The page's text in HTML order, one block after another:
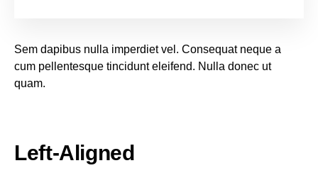
Sem dapibus nulla imperdiet vel. Consequat neque a
cum pellentesque tincidunt eleifend. Nulla donec ut
quam.
Left-Aligned